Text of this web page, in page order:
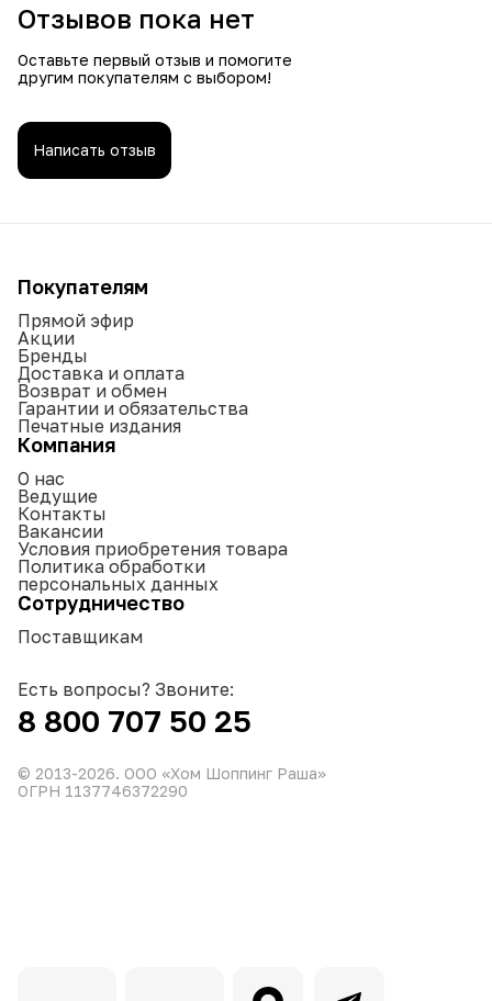
Отзывов пока нет
Оставьте первый отзыв и помогите
другим покупателям с выбором!
Написать отзыв
Покупателям
Прямой эфир
Акции
Бренды
Доставка и оплата
Возврат и обмен
Гарантии и обязательства
Печатные издания
Компания
О нас
Ведущие
Контакты
Вакансии
Условия приобретения товара
Политика обработки
персональных данных
Сотрудничество
Поставщикам
Есть вопросы? Звоните:
8 800 707 50 25
© 2013-2026. ООО «Хом Шоппинг Раша»
ОГРН 1137746372290